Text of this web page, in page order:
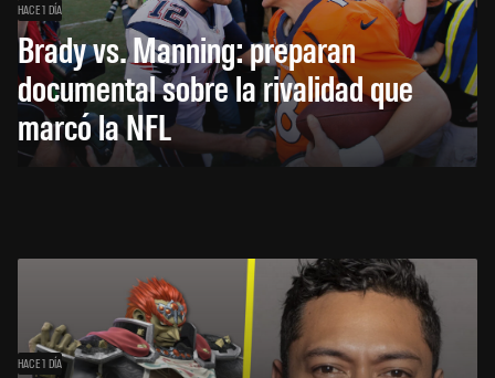
HACE 1 DÍA
Brady vs. Manning: preparan
documental sobre la rivalidad que
marcó la NFL
HACE 1 DÍA